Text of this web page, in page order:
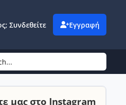
Συνδεθείτε Εγγραφή
μας στο Instagram